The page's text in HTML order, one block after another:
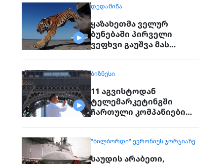
ᲓᲔᲓᲐᲛᲘᲬᲐ
ყაზახეთმა ველურ
ბუნებაში პირველი
ვეფხვი გაუშვა მას
გაქრა თურანული ვეფხვი
ᲑᲘᲖᲜᲔᲡᲘ
11 აგვისტოდან
ტელემარკეტინგში
ჩართული კომპანიები
მოქალაქეებს
"ᲑᲘᲚᲑᲝᲠᲓᲘ" ᲔᲕᲠᲝᲜᲘᲣᲡ ᲯᲝᲠᲯᲘᲐᲖᲔ
საუდის არაბეთი,